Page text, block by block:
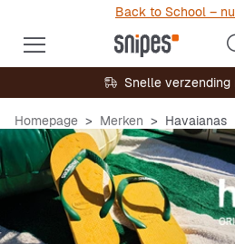
Back to School –
Snelle verzending
Homepage Merken Havaianas